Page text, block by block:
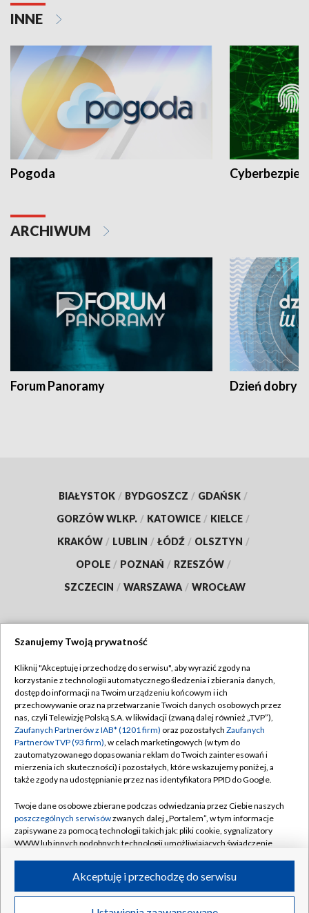
INNE
Pogoda
ARCHIWUM
Forum Panoramy Dzień dobry
BIAŁYSTOK / BYDGOSZCZ / GDAŃSK /
GORZÓW WLKP. / KATOWICE / KIELCE /
KRAKÓW / LUBLIN / ŁÓDŹ / OLSZTYN /
OPOLE / POZNAŃ / RZESZÓW /
SZCZECIN / WARSZAWA / WROCŁAW
TVP
Abonament TVP
Emisja w TVP
Centrum informacji TVP
Naziemna Telewizja Cyfrowa
Rada Programowa
System NOS
Informacje o nadawcy
Program dla prasy
Regulamin TVP
Polityka prywatności
Moje zgody
Pomoc
Kontakt
Kanały
©2026 Telewizja Polska S.A. w likwidacji
Szanujemy Twoją prywatność
Kliknij "Akceptuję i przechodzę do serwisu", aby wyrazić zgody na
korzystanie z technologii automatycznego śledzenia i zbierania danych,
dostęp do informacji na Twoim urządzeniu końcowym i ich
przechowywanie oraz na przetwarzanie Twoich danych osobowych przez
nas, czyli Telewizję Polską S.A. w likwidacji (zwaną dalej również „TVP”),
Zaufanych Partnerów z IAB* (1201 firm) oraz pozostałych Zaufanych
Partnerów TVP (93 firm), w celach marketingowych (w tym do
zautomatyzowanego dopasowania reklam do Twoich zainteresowań i
mierzenia ich skuteczności) i pozostałych, które wskazujemy poniżej, a
także zgody na udostępnianie przez nas identyfikatora PPID do Google.
Twoje dane osobowe zbierane podczas odwiedzania przez Ciebie naszych
poszczególnych serwisówzwanych dalej „Portalem”, w tym informacje
zapisywane za pomocą technologii takich jak: pliki cookie, sygnalizatory
WWW lub innych podobnych technologii umożliwiających świadczenie
ruchu w Internecie.
Twoje dane osobowe zbierane podczas odwiedzania przez Ciebie
Akceptuję i przechodzę do serwisu